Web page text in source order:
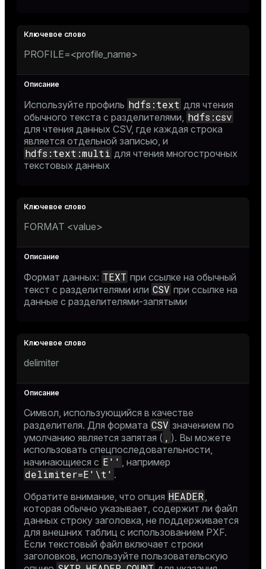
PROFILE=<profile_name>
Используйте профиль hdfs:text для чтения
обычного текста с разделителями, hdfs:csv
для чтения данных CSV, где каждая строка
является отдельной записью, и
hdfs:text:multi для чтения многострочных
текстовых данных
FORMAT <value>
Формат данных: TEXT при ссылке на обычный
текст с разделителями или CSV при ссылке на
данные с разделителями-запятыми
delimiter
Символ, использующийся в качестве
разделителя. Для формата CSV значением по
умолчанию является запятая ( , ). Вы можете
использовать спецпоследовательности,
начинающиеся с E'' , например
delimiter=E'\t' .
Обратите внимание, что опция HEADER,
которая обычно указывает, содержит ли файл
данных строку заголовка, не поддерживается
для внешних таблиц с использованием PXF.
Если текстовый файл включает строки
заголовков, используйте пользовательскую